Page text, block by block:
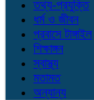
তথ্য-প্রযুক্তি
ধর্ম ও জীবন
প্রবাসে টাঙ্গাইল
শিক্ষাঙ্গন
স্বাস্থ্য
মতামত
অন্যান্য